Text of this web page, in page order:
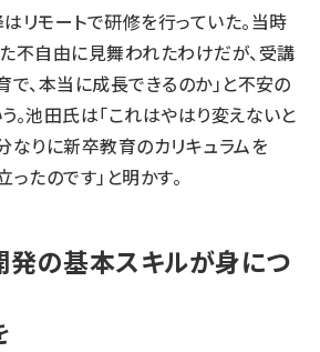
リモートで研修を行っていた。当時
不自由に見舞われたわけだが、受講
で、本当に成長できるのか」と不安の
。池田氏は「これはやはり変えないと
なりに新卒教育のカリキュラムを
たのです」と明かす。
発の基本スキルが身につ